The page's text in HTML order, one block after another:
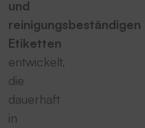
und
reinigungsbeständigen
Etiketten
entwickelt,
die
dauerhaft
in